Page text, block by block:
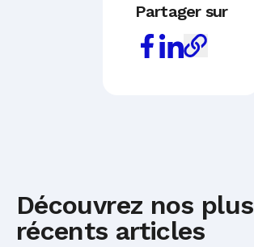
Partager sur
Découvrez nos plus
récents articles